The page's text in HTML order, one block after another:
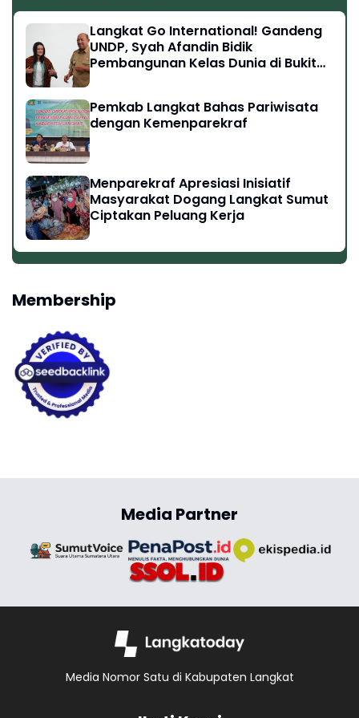
Langkat Go International! Gandeng
UNDP, Syah Afandin Bidik
Pembangunan Kelas Dunia di Bukit
Pemkab Langkat Bahas Pariwisata
dengan Kemenparekraf
Menparekraf Apresiasi Inisiatif
Masyarakat Dogang Langkat Sumut
Ciptakan Peluang Kerja
Membership
Media Partner
Media Nomor Satu di Kabupaten Langkat